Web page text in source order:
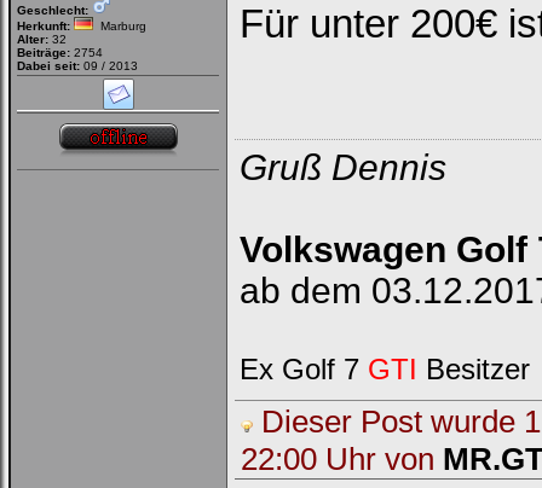
Geschlecht:
Herkunft:
Marburg
Alter: 32
Beiträge: 2754
Dabei seit: 09 / 2013
Für unter 200€
Gruß Dennis
Volkswagen
ab dem
Ex Golf 7 GTI Besitzer
Dieser Post wurde
22:00 Uhr von